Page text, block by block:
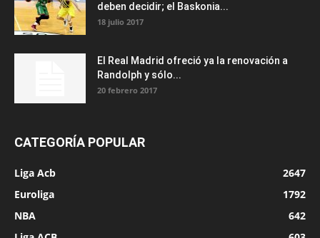
deben decidir; el Baskonia...
18 julio 2017
El Real Madrid ofreció ya la renovación a
Randolph y sólo...
20 febrero 2017
CATEGORÍA POPULAR
Liga Acb
2647
Euroliga
1792
NBA
642